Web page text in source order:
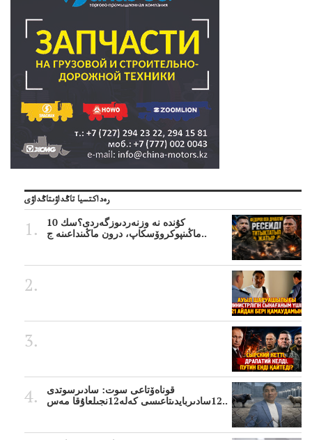
رەداكتسيا تاڭداۋىتاڭداۋى
10 كۇندە نە وزنەردىوزگەردى؟سك
ماڭىنپوكروۆسكاپ، درون ماڭىنداعىنە ج..
قوناەۆتاعى سوت: سادىرسوتدى
12سادىربايدىتاعىسى كەلە12نجىلعاۇقا مەس..